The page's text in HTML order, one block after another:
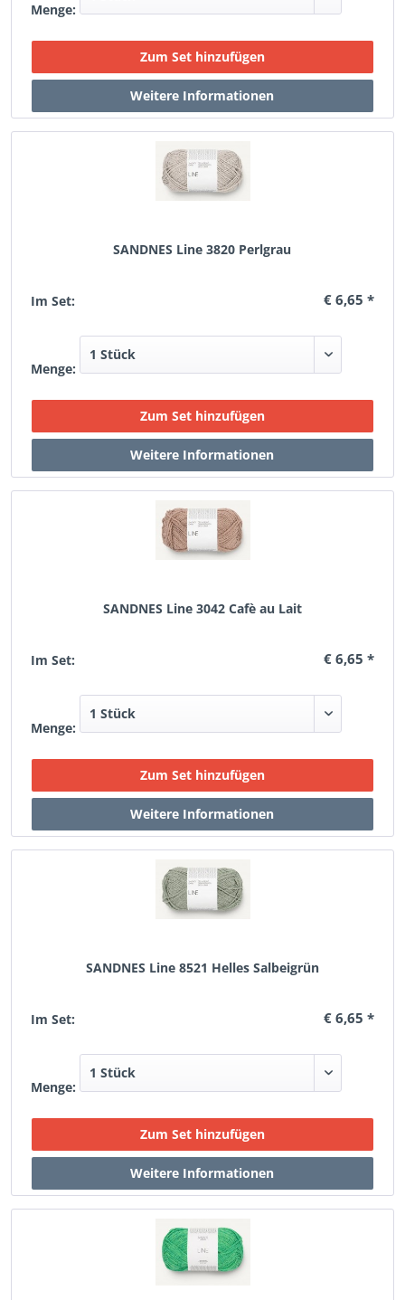
Menge:
SANDNES Line 3820 Perlgrau
Im Set: € 6,65 *
Menge:
SANDNES Line 3042 Cafè au Lait
Im Set: € 6,65 *
Menge:
SANDNES Line 8521 Helles Salbeigrün
Im Set: € 6,65 *
Menge: